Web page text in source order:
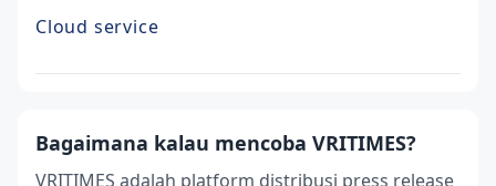
Cloud service
Bagaimana kalau mencoba VRITIMES?
VRITIMES adalah platform distribusi press release